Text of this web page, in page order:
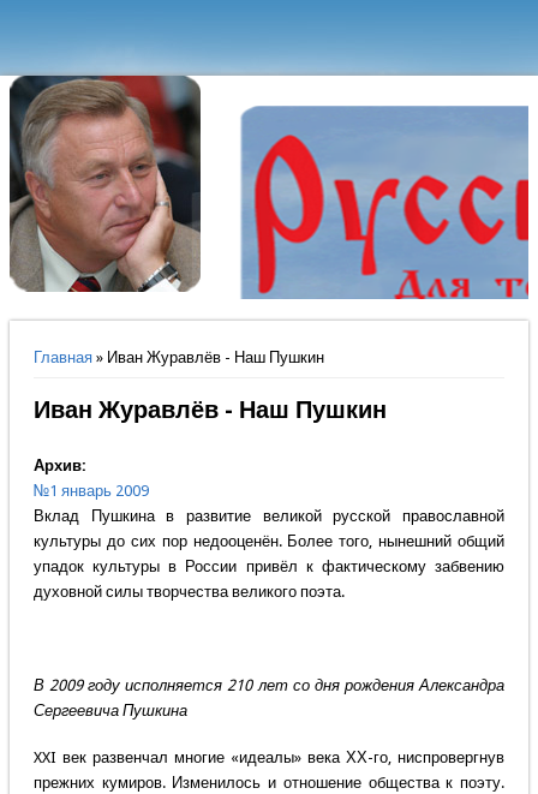
Вы здесь
Главная» Иван Журавлёв - Наш Пушкин
Иван Журавлёв - Наш Пушкин
Архив:
№1 январь 2009
Вклад Пушкина в развитие великой русской православной
культуры до сих пор недооценён. Более того, нынешний общий
упадок культуры в России привёл к фактическому забвению
духовной силы творчества великого поэта.
В 2009 году исполняется 210 лет со дня рождения Александра
Сергеевича Пушкина
XXI век развенчал многие «идеалы» века ХХ-го, ниспровергнув
прежних кумиров. Изменилось и отношение общества к поэту.